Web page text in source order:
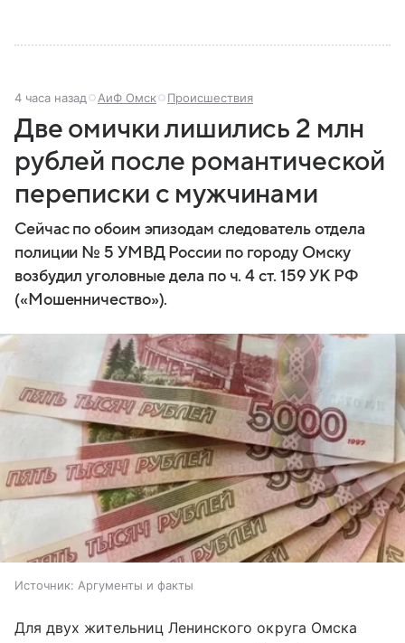
4 часа назад АиФ Омск Происшествия
Две омички лишились 2 млн
рублей после романтической
переписки с мужчинами
Сейчас по обоим эпизодам следователь отдела
полиции № 5 УМВД России по городу Омску
возбудил уголовные дела по ч. 4 ст. 159 УК РФ
(«Мошенничество»).
Источник: Аргументы и факты
Для двух жительниц Ленинского округа Омска